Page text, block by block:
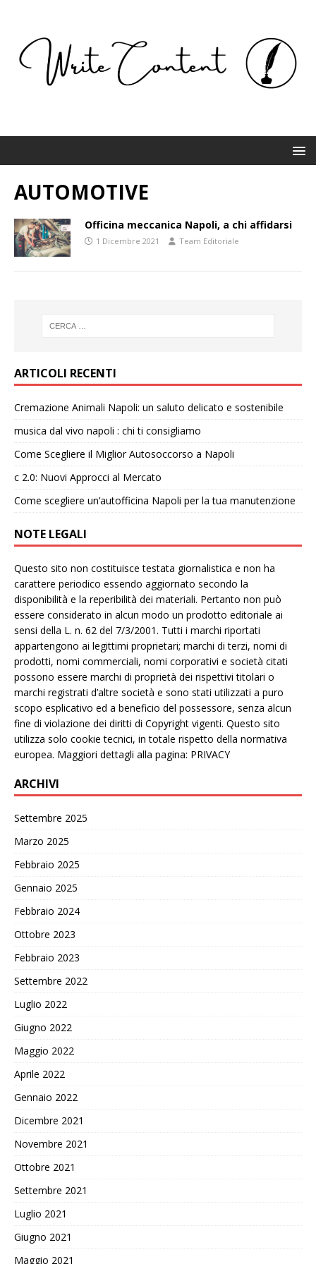
AUTOMOTIVE
Officina meccanica Napoli, a chi affidarsi
1 Dicembre 2021 Team Editoriale
ARTICOLI RECENTI
Cremazione Animali Napoli: un saluto delicato e sostenibile
musica dal vivo napoli : chi ti consigliamo
Come Scegliere il Miglior Autosoccorso a Napoli
c 2.0: Nuovi Approcci al Mercato
Come scegliere un’autofficina Napoli per la tua manutenzione
NOTE LEGALI
Questo sito non costituisce testata giornalistica e non ha
carattere periodico essendo aggiornato secondo la
disponibilità e la reperibilità dei materiali. Pertanto non può
essere considerato in alcun modo un prodotto editoriale ai
sensi della L. n. 62 del 7/3/2001. Tutti i marchi riportati
appartengono ai legittimi proprietari; marchi di terzi, nomi di
prodotti, nomi commerciali, nomi corporativi e società citati
possono essere marchi di proprietà dei rispettivi titolari o
marchi registrati d’altre società e sono stati utilizzati a puro
scopo esplicativo ed a beneficio del possessore, senza alcun
fine di violazione dei diritti di Copyright vigenti. Questo sito
utilizza solo cookie tecnici, in totale rispetto della normativa
europea. Maggiori dettagli alla pagina: PRIVACY
ARCHIVI
Settembre 2025
Marzo 2025
Febbraio 2025
Gennaio 2025
Febbraio 2024
Ottobre 2023
Febbraio 2023
Settembre 2022
Luglio 2022
Giugno 2022
Maggio 2022
Aprile 2022
Gennaio 2022
Dicembre 2021
Novembre 2021
Ottobre 2021
Settembre 2021
Luglio 2021
Giugno 2021
Maggio 2021